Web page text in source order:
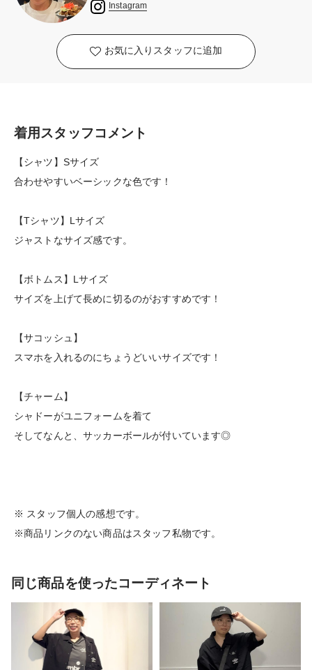
Instagram
お気に入りスタッフに追加
着用スタッフコメント
【シャツ】Sサイズ
合わせやすいベーシックな色です！
【Tシャツ】Lサイズ
ジャストなサイズ感です。
【ボトムス】Lサイズ
サイズを上げて長めに切るのがおすすめです！
【サコッシュ】
スマホを入れるのにちょうどいいサイズです！
【チャーム】
シャドーがユニフォームを着て
そしてなんと、サッカーボールが付いています◎
※ スタッフ個人の感想です。
※商品リンクのない商品はスタッフ私物です。
同じ商品を使ったコーディネート